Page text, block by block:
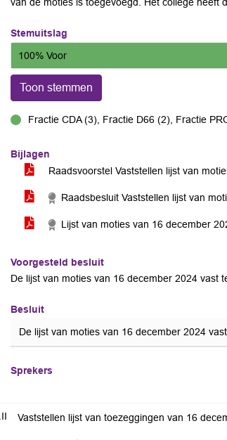
Stemuitslag
100% Voor
Toon stemmen
Fractie CDA (3), Fractie D66 (2), Fractie
Bijlagen
Raadsvoorstel Vaststellen lijst van
Raadsbesluit Vaststellen lijst van
Lijst van moties van 16 december
Voorgesteld besluit
De lijst van moties van 16 december 2024 vast
Besluit
De lijst van moties van 16 december 2024 vast
Sprekers
Vaststellen lijst van toezeggingen van 16